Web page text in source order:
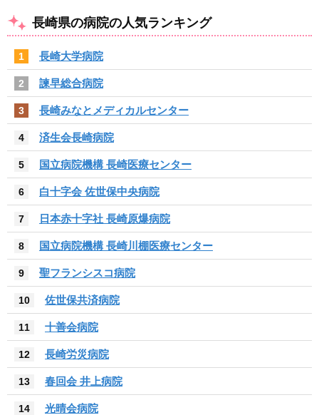
長崎県の病院の人気ランキング
1 長崎大学病院
2 諫早総合病院
3 長崎みなとメディカルセンター
4 済生会長崎病院
5 国立病院機構 長崎医療センター
6 白十字会 佐世保中央病院
7 日本赤十字社 長崎原爆病院
8 国立病院機構 長崎川棚医療センター
9 聖フランシスコ病院
10 佐世保共済病院
11 十善会病院
12 長崎労災病院
13 春回会 井上病院
14 光晴会病院